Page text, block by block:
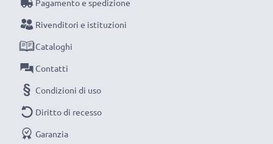
CAVETTO USB PER FOTOCAMERA CAMCORDER
Materiale del Cavo: PVC
Materiale del Connettore: PVC
Collegamento 1: Micro USB
Collegamento 2: USB A
Versione: 2.0
Velocità di trasferimento (max): 480 MBit/s - USB 2.0
Pagamento e spedizione
Rivenditori e istituzioni
Cataloghi
Contatti
Condizioni di uso
Diritto di recesso
Garanzia